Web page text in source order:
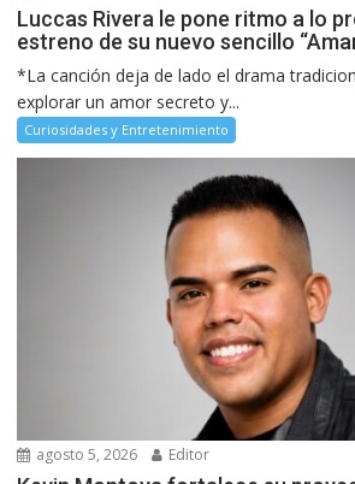
Luccas Rivera le pone ritmo a lo
estreno de su nuevo sencillo
*La canción deja de lado el drama
explorar un amor secreto y...
Curiosidades y Entretenimiento
agosto 5, 2026 Editor